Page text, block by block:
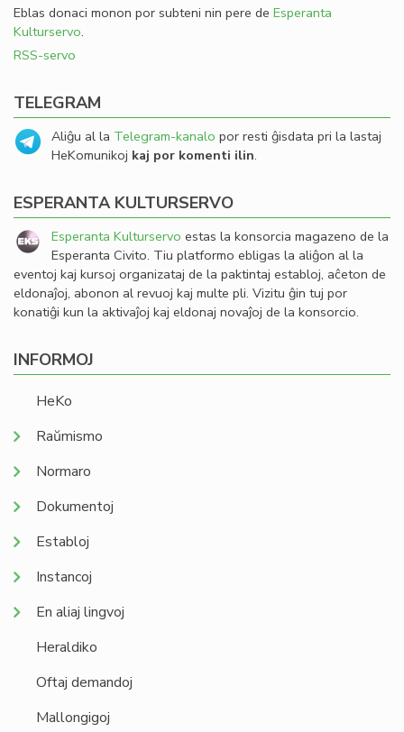
Eblas donaci monon por subteni nin pere de Esperanta
Kulturservo.
RSS-servo
TELEGRAM
Aliĝu al la Telegram-kanalo por resti ĝisdata pri la lastaj
HeKomunikoj kaj por komenti ilin.
ESPERANTA KULTURSERVO
Esperanta Kulturservo estas la konsorcia magazeno de la
Esperanta Civito. Tiu platformo ebligas la aliĝon al la
eventoj kaj kursoj organizataj de la paktintaj establoj, aĉeton de
eldonaĵoj, abonon al revuoj kaj multe pli. Vizitu ĝin tuj por
konatiĝi kun la aktivaĵoj kaj eldonaj novaĵoj de la konsorcio.
INFORMOJ
HeKo
Raŭmismo
Normaro
Dokumentoj
Establoj
Instancoj
En aliaj lingvoj
Heraldiko
Oftaj demandoj
Mallongigoj